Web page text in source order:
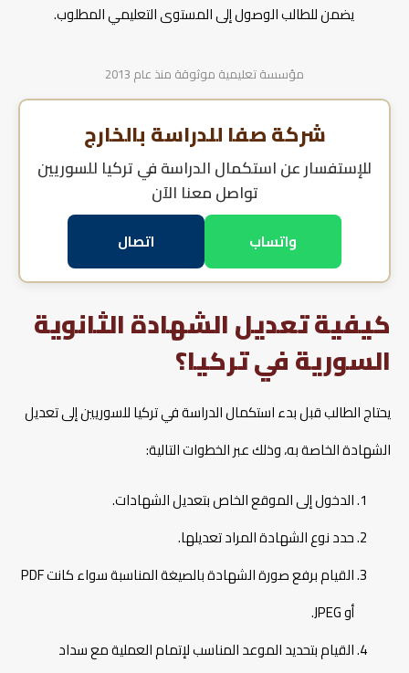
يضمن للطالب الوصول إلى المستوى التعليمي المطلوب.
مؤسسة تعليمية موثوقة منذ عام 2013
شركة صفا للدراسة بالخارج
للإستفسار عناستكمال الدراسة في تركيا للسوريين
تواصل معنا الآن
واتساب اتصال
كيفية تعديل الشهادة الثانوية
السورية في تركيا؟
يحتاج الطالب قبل بدء استكمال الدراسة في تركيا للسوريين إلى تعديل
الشهادة الخاصة به، وذلك عبر الخطوات التالية:
الدخول إلى الموقع الخاص بتعديل الشهادات.
حدد نوع الشهادة المراد تعديلها.
القيام برفع صورة الشهادة بالصيغة المناسبة سواء كانت PDF
أو JPEG.
القيام بتحديد الموعد المناسب لإتمام العملية مع سداد